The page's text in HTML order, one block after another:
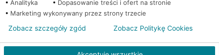
© 2026 Credit Agricole Bank Polska S.A. Wszelkie prawa zastrzeżone
Analityka
Dopasowanie treści i ofert na stronie
Marketing wykonywany przez strony trzecie
Zobacz szczegóły zgód Zobacz Politykę Cookies